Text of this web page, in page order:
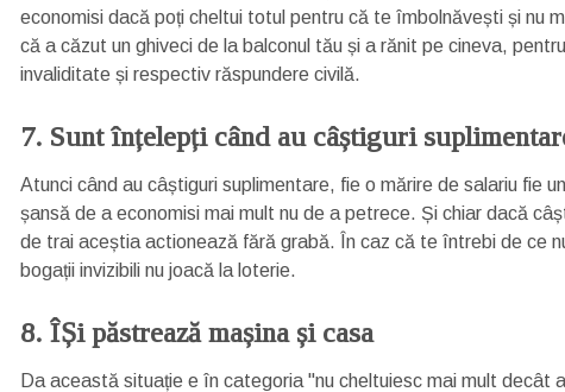
economisi dacă poți cheltui totul pentru că te îmbolnăvești și nu
că a căzut un ghiveci de la balconul tău și a rănit pe cineva,
invaliditate și respectiv răspundere civilă.
7. Sunt înțelepți când au câștiguri
Atunci când au câștiguri suplimentare, fie o mărire de salariu fie
șansă de a economisi mai mult nu de a petrece. Și chiar dacă
de trai aceștia actionează fără grabă. În caz că te întrebi de ce
bogații invizibili nu joacă la loterie.
8. ÎȘi păstrează mașina și casa
Da această situație e în categoria "nu cheltuiesc mai mult decât